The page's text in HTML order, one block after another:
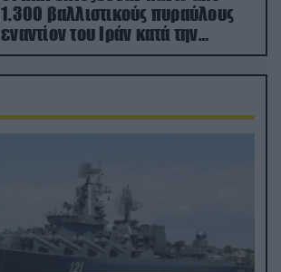
1.300 βαλλιστικούς πυραύλους
εναντίον του Ιράν κατά την
διάρκεια του πολέμου